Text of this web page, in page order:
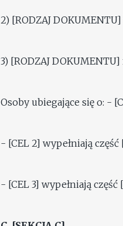
2) [RODZAJ
3) [RODZAJ
Osoby ubiegające się o: -
- [CEL 2] wypełniają część
- [CEL 3] wypełniają część